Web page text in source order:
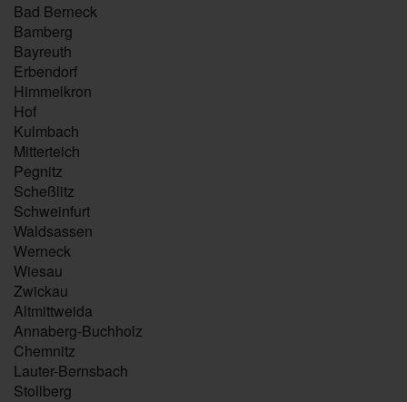
Bad Berneck
Bamberg
Bayreuth
Erbendorf
Himmelkron
Hof
Kulmbach
Mitterteich
Pegnitz
Scheßlitz
Schweinfurt
Waldsassen
Werneck
Wiesau
Zwickau
Altmittweida
Annaberg-Buchholz
Chemnitz
Lauter-Bernsbach
Stollberg